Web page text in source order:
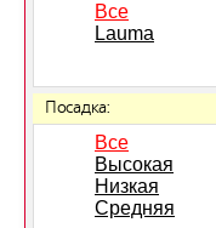
Все
Lauma
Посадка:
Все
Высокая
Низкая
Средняя